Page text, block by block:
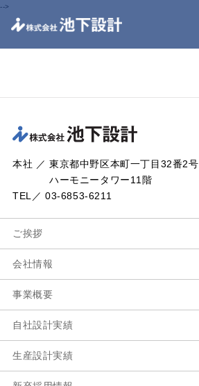
-->
本社 ／ 東京都中野区本町一丁目32番2号
ハーモニータワー11階
TEL／ 03-6853-6211
ご挨拶
会社情報
事業概要
自社設計実績
生産設計実績